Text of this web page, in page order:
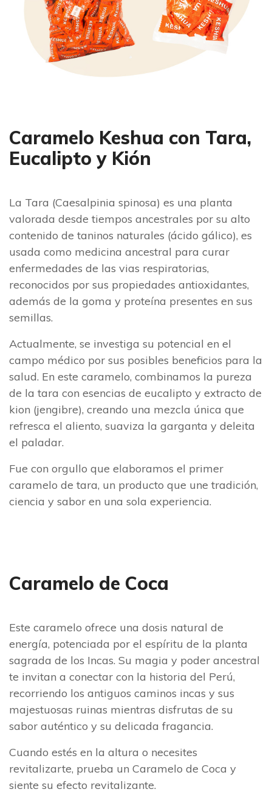
Caramelo Keshua con Tara,
Eucalipto y Kión
La Tara (Caesalpinia spinosa) es una planta
valorada desde tiempos ancestrales por su alto
contenido de taninos naturales (ácido gálico), es
usada como medicina ancestral para curar
enfermedades de las vias respiratorias,
reconocidos por sus propiedades antioxidantes,
además de la goma y proteína presentes en sus
semillas.
Actualmente, se investiga su potencial en el
campo médico por sus posibles beneficios para la
salud. En este caramelo, combinamos la pureza
de la tara con esencias de eucalipto y extracto de
kion (jengibre), creando una mezcla única que
refresca el aliento, suaviza la garganta y deleita
el paladar.
Fue con orgullo que elaboramos el primer
caramelo de tara, un producto que une tradición,
ciencia y sabor en una sola experiencia.
Caramelo de Coca
Este caramelo ofrece una dosis natural de
energía, potenciada por el espíritu de la planta
sagrada de los Incas. Su magia y poder ancestral
te invitan a conectar con la historia del Perú,
recorriendo los antiguos caminos incas y sus
majestuosas ruinas mientras disfrutas de su
sabor auténtico y su delicada fragancia.
Cuando estés en la altura o necesites
revitalizarte, prueba un Caramelo de Coca y
siente su efecto revitalizante.